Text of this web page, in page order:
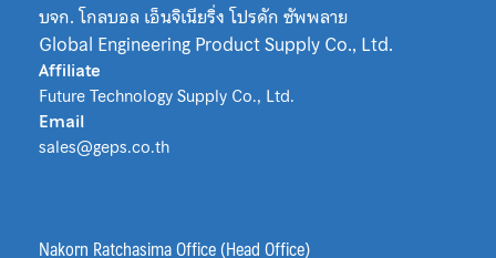
บจก. โกลบอล เอ็นจิเนียริ่ง โปรดัก ซัพพลาย
Global Engineering Product Supply Co., Ltd.
Affiliate
Future Technology Supply Co., Ltd.
Email
sales@geps.co.th
Nakorn Ratchasima Office (Head Office)